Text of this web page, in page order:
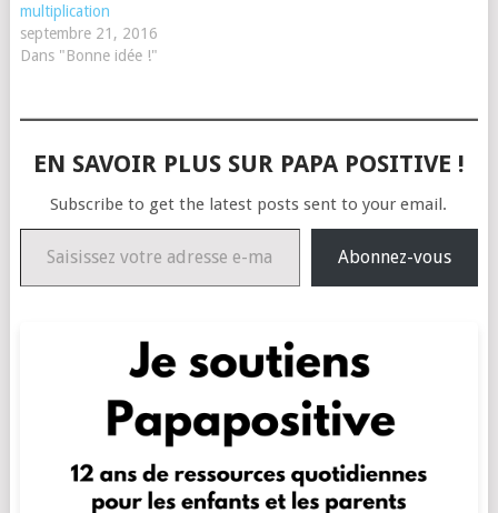
multiplication
septembre 21, 2016
Dans "Bonne idée !"
EN SAVOIR PLUS SUR PAPA POSITIVE !
Subscribe to get the latest posts sent to your email.
Saisissez votre adresse e-mail…
Abonnez-vous